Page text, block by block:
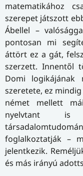
matematikához
szerepet játszott
Ábellel –
pontosan mi
áttört ez a gát,
szerzett. Innentől
Domi logikájának
szeretete, ez
német mellett
nyelvtant is
foglalkoztatják –
jelentkezik.
és más irányú